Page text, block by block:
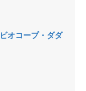
オコープ・ダダ